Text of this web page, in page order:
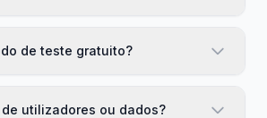
de teste gratuito?
de utilizadores ou dados?